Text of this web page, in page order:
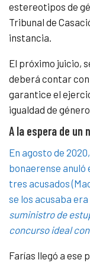
estereotipos de
Tribunal de
instancia.
El próximo juicio,
deberá contar
garantice el
igualdad de
A la espera de un
En agosto de
bonaerense anuló
tres acusados
se los acusaba era
suministro de
concurso ideal
Farías llegó a ese